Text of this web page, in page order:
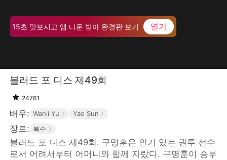
15초 맛보시고 앱 다운 받아 완결판 보기 열기
블러드 포 디스 제49회
24761
배우: Wanli Yu Yao Sun
장르: 복수
블러드 포 디스 제49회. 구명훈은 인기 있는 권투 선수
로서 어려서부터 어머니와 함께 자랐다. 구명훈이 승부